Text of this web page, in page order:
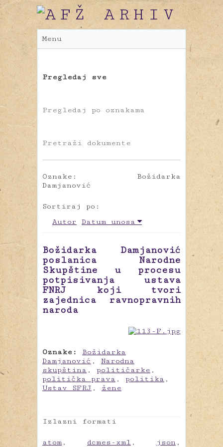
Menu
Pregledaj sve
Pregledaj po oznakama
Pretraži dokumente
Oznake: Božidarka
Damjanović
Sortiraj po:
Autor
Datum unosa
Božidarka Damjanović
poslanica Narodne
Skupštine u procesu
potpisivanja ustava
FNRJ koji tvori
zajednica ravnopravnih
naroda
Oznake:
Božidarka
Damjanović , Narodna
skupština , političarke ,
politička prava , politika ,
Ustav SFRJ , žene
Izlazni formati
atom , dcmes-xml , json ,